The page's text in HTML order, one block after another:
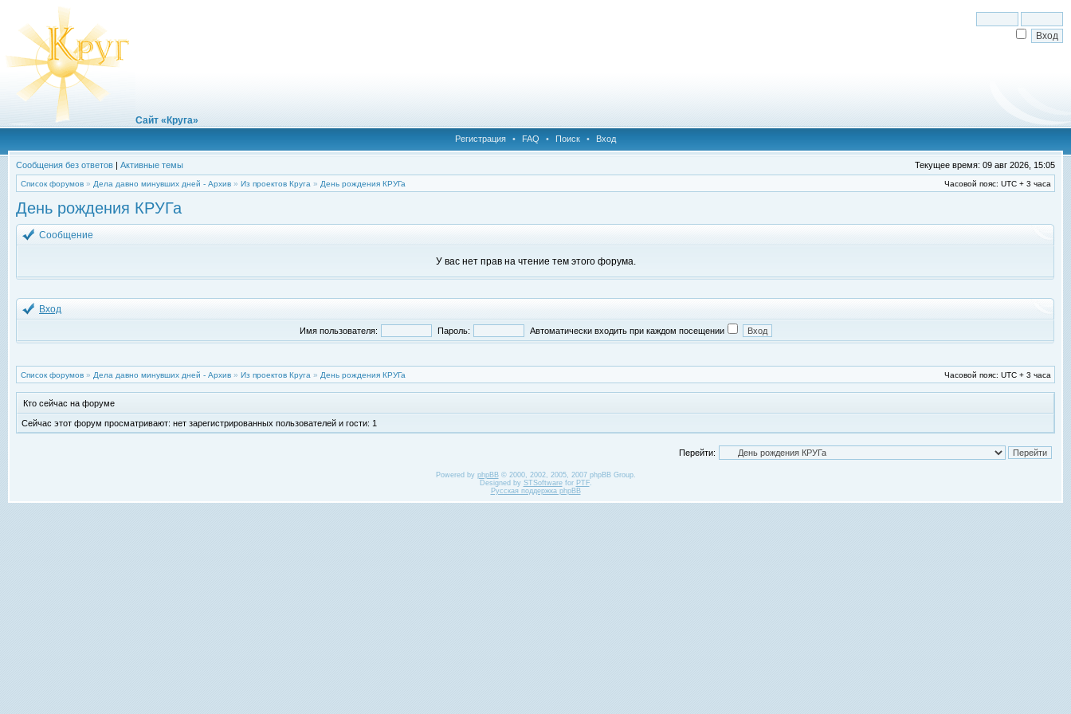
Сайт «Круга»
Регистрация • FAQ • Поиск • Вход
Сообщения без ответов | Активные темы Текущее время: 09 авг 2026, 15:05
Список форумов » Дела давно минувших дней - Архив » Из проектов Круга » День рождения КРУГа Часовой пояс: UTC + 3 часа
День рождения КРУГа
Сообщение
У вас нет прав на чтение тем этого форума.
Вход
Имя пользователя: Пароль: Автоматически входить при каждом посещении
Список форумов » Дела давно минувших дней - Архив » Из проектов Круга » День рождения КРУГа Часовой пояс: UTC + 3 часа
Кто сейчас на форуме
Сейчас этот форум просматривают: нет зарегистрированных пользователей и гости: 1
Перейти:
Powered by phpBB© 2000, 2002, 2005, 2007 phpBB Group.
Designed by STSoftwarefor PTF.
Русская поддержка phpBB